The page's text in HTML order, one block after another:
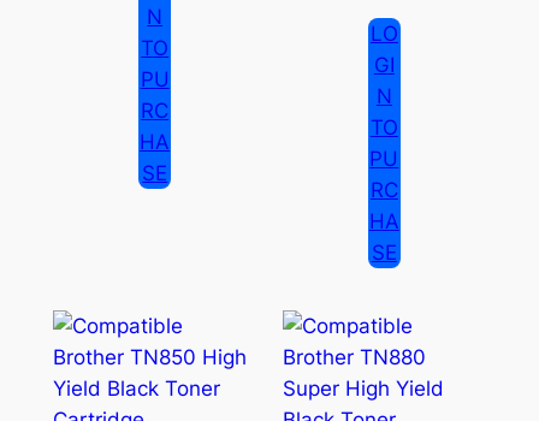
N
TO
PU
RC
HA
SE
LO
GI
N
TO
PU
RC
HA
SE